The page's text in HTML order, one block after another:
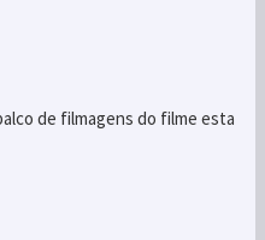
de filmagens do filme esta